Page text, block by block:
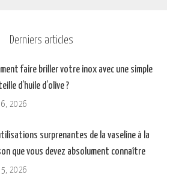
Derniers articles
faire briller votre inox avec une simple
d’huile d’olive ?
6, 2026
surprenantes de la vaseline à la
que vous devez absolument connaître
5, 2026